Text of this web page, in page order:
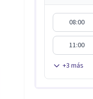
08:00
11:00
+3 más